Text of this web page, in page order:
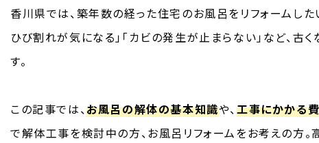
香川県では、築年数の経った住宅のお風呂をリフォームした
ひび割れが気になる」「カビの発生が止まらない」など、古
す。
この記事では、お風呂の解体の基本知識や、工事にかかる
で解体工事を検討中の方、お風呂リフォームをお考えの方。